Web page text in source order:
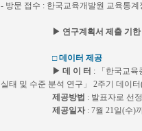
- 방문 접수 : 한국교육개발원 교육통
▶ 연구계획서 제출 기한
□ 데이터 제공
▶ 데 이 터 : 「한국교
실태 및 수준 분석 연구」 2주기 데이
제공방법 : 발표자로 선
제공일자: 7월 21일(수)